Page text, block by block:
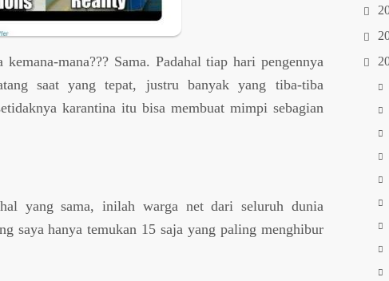
mana??? Sama. Padahal tiap hari pengennya
saat yang tepat, justru banyak yang tiba-tiba
karantina itu bisa membuat mimpi sebagian
yang sama, inilah warga net dari seluruh dunia
saya hanya temukan 15 saja yang paling menghibur